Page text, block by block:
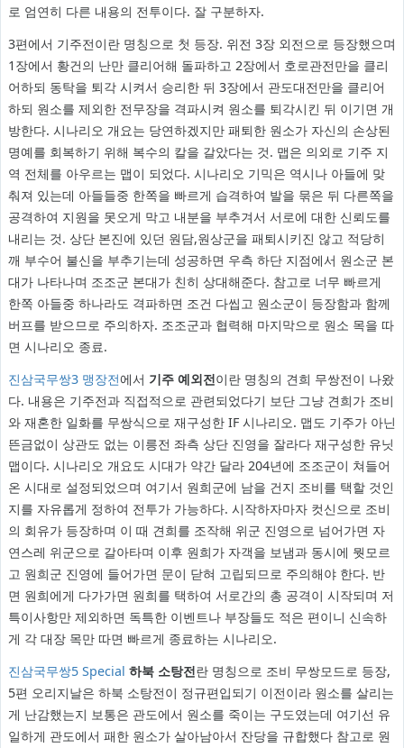
로 엄연히 다른 내용의 전투이다. 잘 구분하자.
3편에서 기주전이란 명칭으로 첫 등장. 위전 3장 외전으로 등장했으며
1장에서 황건의 난만 클리어해 돌파하고 2장에서 호로관전만을 클리
어하되 동탁을 퇴각 시켜서 승리한 뒤 3장에서 관도대전만을 클리어
하되 원소를 제외한 전무장을 격파시켜 원소를 퇴각시킨 뒤 이기면 개
방한다. 시나리오 개요는 당연하겠지만 패퇴한 원소가 자신의 손상된
명예를 회복하기 위해 복수의 칼을 갈았다는 것. 맵은 의외로 기주 지
역 전체를 아우르는 맵이 되었다. 시나리오 기믹은 역시나 아들에 맞
춰져 있는데 아들들중 한쪽을 빠르게 습격하여 발을 묶은 뒤 다른쪽을
공격하여 지원을 못오게 막고 내분을 부추겨서 서로에 대한 신뢰도를
내리는 것. 상단 본진에 있던 원담,원상군을 패퇴시키진 않고 적당히
깨 부수어 불신을 부추기는데 성공하면 우측 하단 지점에서 원소군 본
대가 나타나며 조조군 본대가 친히 상대해준다. 참고로 너무 빠르게
한쪽 아들중 하나라도 격파하면 조건 다씹고 원소군이 등장함과 함께
버프를 받으므로 주의하자. 조조군과 협력해 마지막으로 원소 목을 따
면 시나리오 종료.
진삼국무쌍3 맹장전에서 기주 예외전이란 명칭의 견희 무쌍전이 나왔
다. 내용은 기주전과 직접적으로 관련되었다기 보단 그냥 견희가 조비
와 재혼한 일화를 무쌍식으로 재구성한 IF 시나리오. 맵도 기주가 아닌
뜬금없이 상관도 없는 이릉전 좌측 상단 진영을 잘라다 재구성한 유닛
맵이다. 시나리오 개요도 시대가 약간 달라 204년에 조조군이 쳐들어
온 시대로 설정되었으며 여기서 원희군에 남을 건지 조비를 택할 것인
지를 자유롭게 정하여 전투가 가능하다. 시작하자마자 컷신으로 조비
의 회유가 등장하며 이 때 견희를 조작해 위군 진영으로 넘어가면 자
연스레 위군으로 갈아타며 이후 원희가 자객을 보냄과 동시에 뭣모르
고 원희군 진영에 들어가면 문이 닫혀 고립되므로 주의해야 한다. 반
면 원희에게 다가가면 원희를 택하여 서로간의 총 공격이 시작되며 저
특이사항만 제외하면 독특한 이벤트나 부장들도 적은 편이니 신속하
게 각 대장 목만 따면 빠르게 종료하는 시나리오.
진삼국무쌍5 Special 하북 소탕전란 명칭으로 조비 무쌍모드로 등장,
5편 오리지날은 하북 소탕전이 정규편입되기 이전이라 원소를 살리는
게 난감했는지 보통은 관도에서 원소를 죽이는 구도였는데 여기선 유
일하게 관도에서 패한 원소가 살아남아서 잔당을 규합했다 참고로 원